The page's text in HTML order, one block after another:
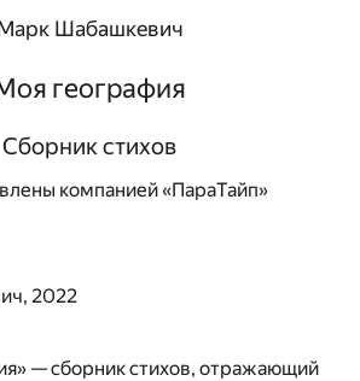
Шабашкевич
география
Сборник стихов
компанией «ПараТайп»
2022
— сборник стихов, отражающий